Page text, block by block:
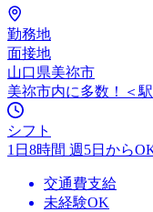
勤務地
面接地
山口県美祢市
美祢市内に多数！＜
シフト
1日8時間 週5日から
交通費支給
未経験OK